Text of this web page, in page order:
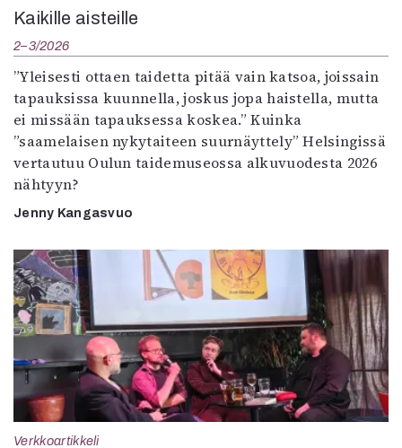
Kaikille aisteille
2–3/2026
”Yleisesti ottaen taidetta pitää vain katsoa, joissain
tapauksissa kuunnella, joskus jopa haistella, mutta
ei missään tapauksessa koskea.” Kuinka
”saamelaisen nykytaiteen suurnäyttely” Helsingissä
vertautuu Oulun taidemuseossa alkuvuodesta 2026
nähtyyn?
Jenny Kangasvuo
Verkkoartikkeli